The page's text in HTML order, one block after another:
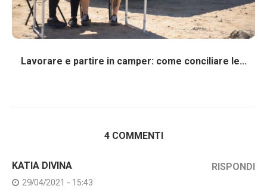
Lavorare e partire in camper: come conciliare le...
4 COMMENTI
KATIA DIVINA
29/04/2021 - 15:43
RISPONDI